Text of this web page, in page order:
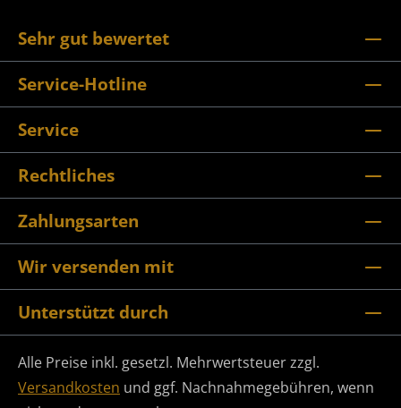
Sehr gut bewertet
Service-Hotline
Service
Rechtliches
Zahlungsarten
Wir versenden mit
Unterstützt durch
Alle Preise inkl. gesetzl. Mehrwertsteuer zzgl.
Versandkosten und ggf. Nachnahmegebühren, wenn